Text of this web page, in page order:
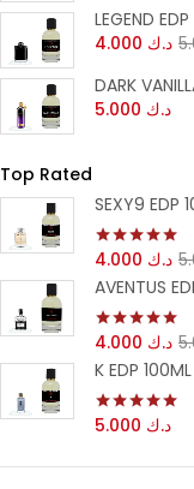
د.ك
د.ك
Top Rated
تم التقييمد.ك
تم التقييمد.ك
تم التقييمد.ك